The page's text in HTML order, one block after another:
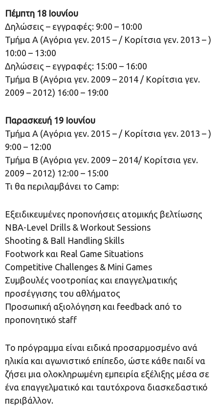
Πέμπτη 18 Ιουνίου
Δηλώσεις – εγγραφές: 9:00 – 10:00
Τμήμα Α (Αγόρια γεν. 2015 – / Κορίτσια γεν. 2013 – )
10:00 – 13:00
Δηλώσεις – εγγραφές: 15:00 – 16:00
Τμήμα Β (Αγόρια γεν. 2009 – 2014 / Κορίτσια γεν.
2009 – 2012) 16:00 – 19:00
Παρασκευή 19 Ιουνίου
Τμήμα Α (Αγόρια γεν. 2015 – / Κορίτσια γεν. 2013 – )
9:00 – 12:00
Τμήμα Β (Αγόρια γεν. 2009 – 2014/ Κορίτσια γεν.
2009 – 2012) 12:00 – 15:00
Τι θα περιλαμβάνει το Camp:
Εξειδικευμένες προπονήσεις ατομικής βελτίωσης
NBA-Level Drills & Workout Sessions
Shooting & Ball Handling Skills
Footwork και Real Game Situations
Competitive Challenges & Mini Games
Συμβουλές νοοτροπίας και επαγγελματικής
προσέγγισης του αθλήματος
Προσωπική αξιολόγηση και feedback από το
προπονητικό staff
Το πρόγραμμα είναι ειδικά προσαρμοσμένο ανά
ηλικία και αγωνιστικό επίπεδο, ώστε κάθε παιδί να
ζήσει μια ολοκληρωμένη εμπειρία εξέλιξης μέσα σε
ένα επαγγελματικό και ταυτόχρονα διασκεδαστικό
περιβάλλον.